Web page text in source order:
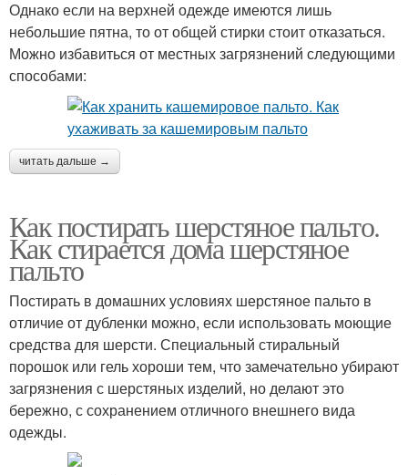
Однако если на верхней одежде имеются лишь
небольшие пятна, то от общей стирки стоит отказаться.
Можно избавиться от местных загрязнений следующими
способами:
читать дальше →
Как постирать шерстяное пальто.
Как стирается дома шерстяное
пальто
Постирать в домашних условиях шерстяное пальто в
отличие от дубленки можно, если использовать моющие
средства для шерсти. Специальный стиральный
порошок или гель хороши тем, что замечательно убирают
загрязнения с шерстяных изделий, но делают это
бережно, с сохранением отличного внешнего вида
одежды.